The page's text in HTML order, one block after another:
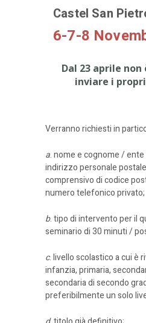
Castel San
6-7-8
Dal 23 aprile
inviare i
Verranno richiesti in
a. nome e cognome /
indirizzo personale
comprensivo di codice
numero telefonico privato;
b. tipo di intervento per il
seminario di 30 minuti /
c. livello scolastico a cui è
infanzia, primaria,
secondaria di secondo
preferibilmente un solo